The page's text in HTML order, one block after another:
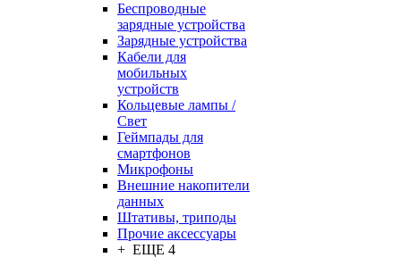
Беспроводные
зарядные устройства
Зарядные устройства
Кабели для
мобильных
устройств
Кольцевые лампы /
Свет
Геймпады для
смартфонов
Микрофоны
Внешние накопители
данных
Штативы, триподы
Прочие аксессуары
+ ЕЩЕ 4